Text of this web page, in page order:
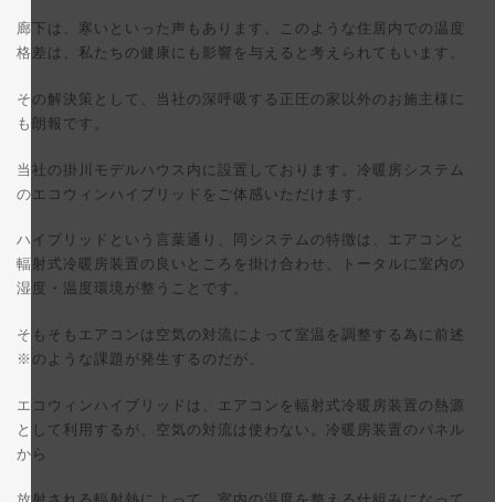
廊下は、寒いといった声もあります。このような住居内での温度
格差は、私たちの健康にも影響を与えると考えられてもいます。
その解決策として、当社の深呼吸する正圧の家以外のお施主様に
も朗報です。
当社の掛川モデルハウス内に設置しております。冷暖房システム
のエコウィンハイブリッドをご体感いただけます。
ハイブリッドという言葉通り、同システムの特徴は、エアコンと
輻射式冷暖房装置の良いところを掛け合わせ、トータルに室内の
湿度・温度環境が整うことです。
そもそもエアコンは空気の対流によって室温を調整する為に前述
※のような課題が発生するのだが、
エコウィンハイブリッドは、エアコンを輻射式冷暖房装置の熱源
として利用するが、空気の対流は使わない。冷暖房装置のパネル
から